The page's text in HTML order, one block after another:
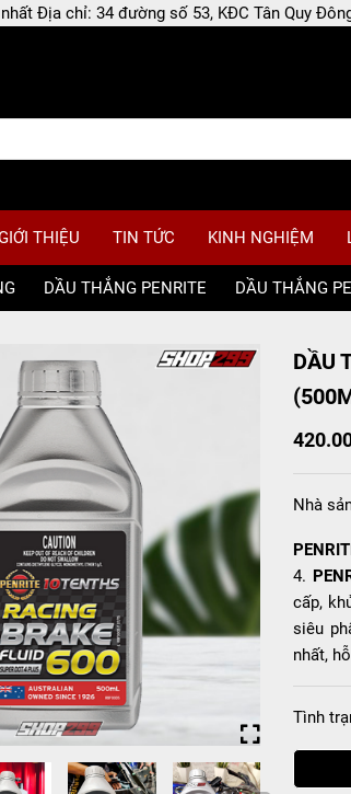
THIỆU TIN TỨC KINH NGHIỆM
DẦU THẮNG PENRITE DẦU THẮNG
DẦU
Nhà
4.
cấp,
siêu
nhất,
Tình
Địa chỉ: 34 đường số 53, KĐC Tân Quy